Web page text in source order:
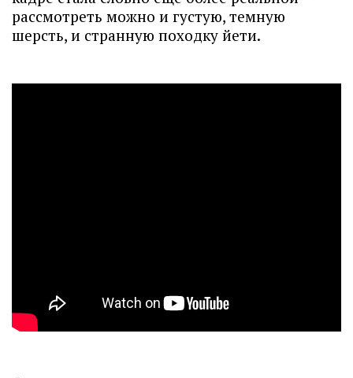
рассмотреть можно и густую, темную
шерсть, и странную походку йети.